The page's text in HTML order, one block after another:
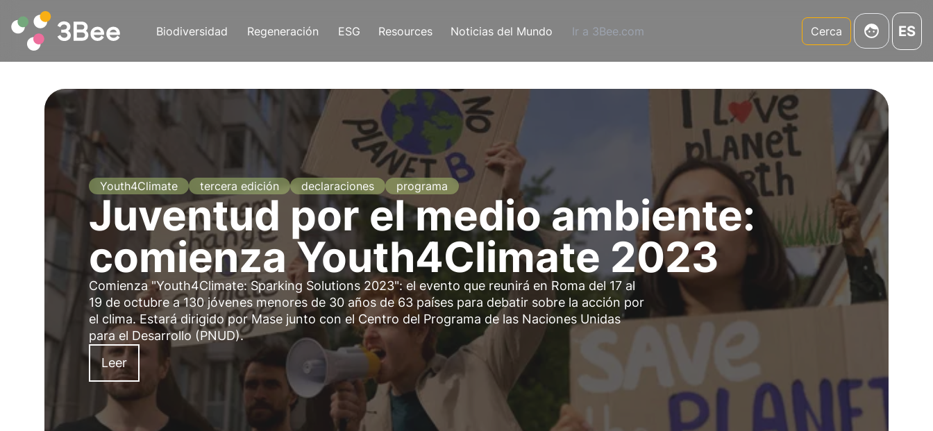
Biodiversidad Regeneración ESG Resources Noticias del Mundo Ir a 3Bee.com Cerca ES
Youth4Climate tercera edición declaraciones programa
Juventud por el medio ambiente:
comienza Youth4Climate 2023
Comienza "Youth4Climate: Sparking Solutions 2023": el evento que reunirá en Roma del 17 al
19 de octubre a 130 jóvenes menores de 30 años de 63 países para debatir sobre la acción por
el clima. Estará dirigido por Mase junto con el Centro del Programa de las Naciones Unidas
para el Desarrollo (PNUD).
Leer